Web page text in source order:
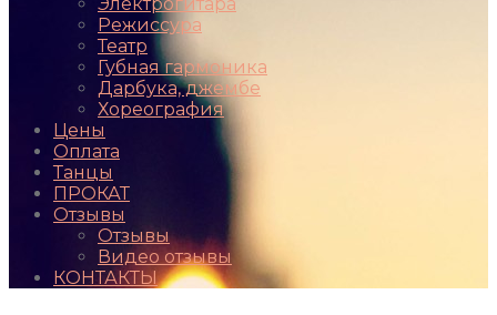
Режиссура
Театр
Губная гармоника
Дарбука, джембе
Хореография
Цены
Оплата
Танцы
ПРОКАТ
Отзывы
Отзывы
Видео отзывы
КОНТАКТЫ